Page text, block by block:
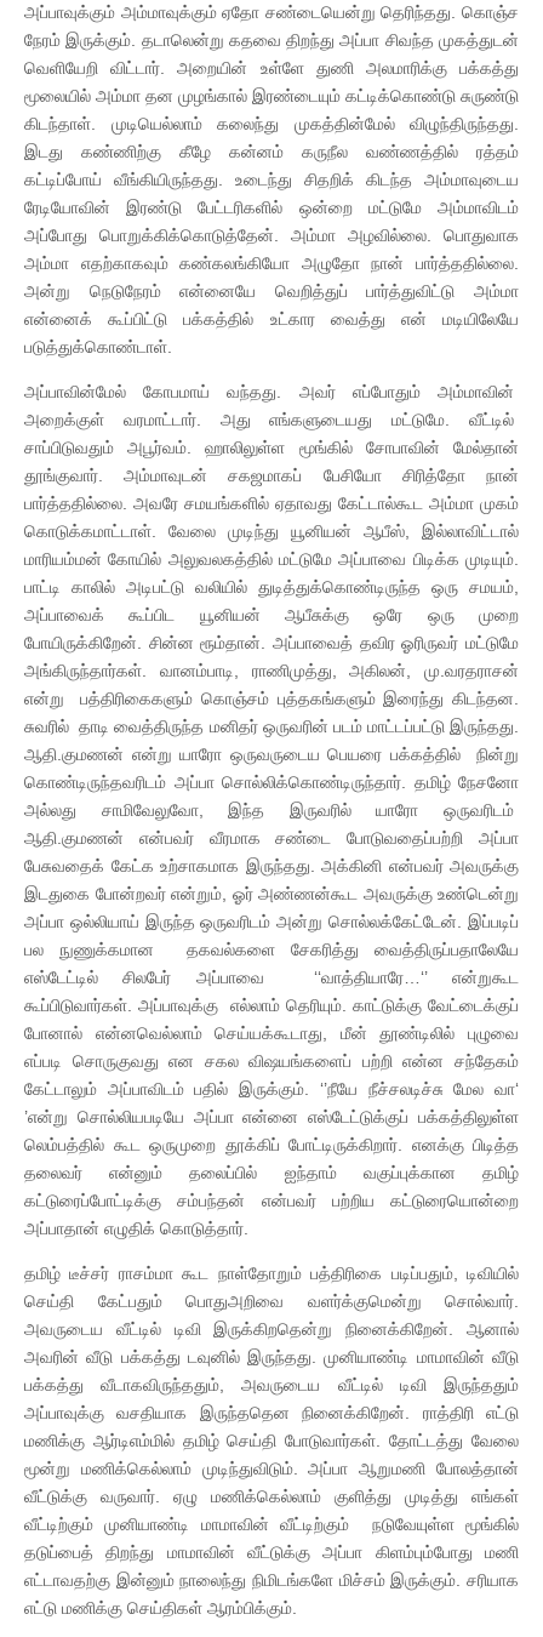
அப்பாவுக்கும் அம்மாவுக்கும் ஏதோ சண்டையென்று தெரிந்தது. கொஞ்ச
நேரம் இருக்கும். தடாலென்று கதவை திறந்து அப்பா சிவந்த முகத்துடன்
வெளியேறி விட்டார். அறையின் உள்ளே துணி அலமாரிக்கு பக்கத்து
மூலையில் அம்மா தன முழங்கால் இரண்டையும் கட்டிக்கொண்டு சுருண்டு
கிடந்தாள். முடியெல்லாம் கலைந்து முகத்தின்மேல் விழுந்திருந்தது.
இடது கண்ணிற்கு கீழே கன்னம் கருநீல வண்ணத்தில் ரத்தம்
கட்டிப்போய் வீங்கியிருந்தது. உடைந்து சிதறிக் கிடந்த அம்மாவுடைய
ரேடியோவின் இரண்டு பேட்டரிகளில் ஒன்றை மட்டுமே அம்மாவிடம்
அப்போது பொறுக்கிக்கொடுத்தேன். அம்மா அழவில்லை. பொதுவாக
அம்மா எதற்காகவும் கண்கலங்கியோ அழுதோ நான் பார்த்ததில்லை.
அன்று நெடுநேரம் என்னையே வெறித்துப் பார்த்துவிட்டு அம்மா
என்னைக் கூப்பிட்டு பக்கத்தில் உட்கார வைத்து என் மடியிலேயே
படுத்துக்கொண்டாள்.
அப்பாவின்மேல் கோபமாய் வந்தது. அவர் எப்போதும் அம்மாவின்
அறைக்குள் வரமாட்டார். அது எங்களுடையது மட்டுமே. வீட்டில்
சாப்பிடுவதும் அபூர்வம். ஹாலிலுள்ள மூங்கில் சோபாவின் மேல்தான்
தூங்குவார். அம்மாவுடன் சகஜமாகப் பேசியோ சிரித்தோ நான்
பார்த்ததில்லை. அவரே சமயங்களில் ஏதாவது கேட்டால்கூட அம்மா முகம்
கொடுக்கமாட்டாள். வேலை முடிந்து யூனியன் ஆபீஸ், இல்லாவிட்டால்
மாரியம்மன் கோயில் அலுவலகத்தில் மட்டுமே அப்பாவை பிடிக்க முடியும்.
பாட்டி காலில் அடிபட்டு வலியில் துடித்துக்கொண்டிருந்த ஒரு சமயம்,
அப்பாவைக் கூப்பிட யூனியன் ஆபீசுக்கு ஒரே ஒரு முறை
போயிருக்கிறேன். சின்ன ரூம்தான். அப்பாவைத் தவிர ஓரிருவர் மட்டுமே
அங்கிருந்தார்கள். வானம்பாடி, ராணிமுத்து, அகிலன், மு.வரதராசன்
என்று பத்திரிகைகளும் கொஞ்சம் புத்தகங்களும் இரைந்து கிடந்தன.
சுவரில் தாடி வைத்திருந்த மனிதர் ஒருவரின் படம் மாட்டப்பட்டு இருந்தது.
ஆதி.குமணன் என்று யாரோ ஒருவருடைய பெயரை பக்கத்தில் நின்று
கொண்டிருந்தவரிடம் அப்பா சொல்லிக்கொண்டிருந்தார். தமிழ் நேசனோ
அல்லது சாமிவேலுவோ, இந்த இருவரில் யாரோ ஒருவரிடம்
ஆதி.குமணன் என்பவர் வீரமாக சண்டை போடுவதைப்பற்றி அப்பா
பேசுவதைக் கேட்க உற்சாகமாக இருந்தது. அக்கினி என்பவர் அவருக்கு
இடதுகை போன்றவர் என்றும், ஓர் அண்ணன்கூட அவருக்கு உண்டென்று
அப்பா ஒல்லியாய் இருந்த ஒருவரிடம் அன்று சொல்லக்கேட்டேன். இப்படிப்
பல நுணுக்கமான தகவல்களை சேகரித்து வைத்திருப்பதாலேயே
எஸ்டேட்டில் சிலபேர் அப்பாவை ‘‘வாத்தியாரே…‘’ என்றுகூட
கூப்பிடுவார்கள். அப்பாவுக்கு எல்லாம் தெரியும். காட்டுக்கு வேட்டைக்குப்
போனால் என்னவெல்லாம் செய்யக்கூடாது, மீன் தூண்டிலில் புழுவை
எப்படி சொருகுவது என சகல விஷயங்களைப் பற்றி என்ன சந்தேகம்
கேட்டாலும் அப்பாவிடம் பதில் இருக்கும். ‘’நீயே நீச்சலடிச்சு மேல வா‘
’என்று சொல்லியபடியே அப்பா என்னை எஸ்டேட்டுக்குப் பக்கத்திலுள்ள
லெம்பத்தில் கூட ஒருமுறை தூக்கிப் போட்டிருக்கிறார். எனக்கு பிடித்த
தலைவர் என்னும் தலைப்பில் ஐந்தாம் வகுப்புக்கான தமிழ்
கட்டுரைப்போட்டிக்கு சம்பந்தன் என்பவர் பற்றிய கட்டுரையொன்றை
அப்பாதான் எழுதிக் கொடுத்தார்.
தமிழ் டீச்சர் ராசம்மா கூட நாள்தோறும் பத்திரிகை படிப்பதும், டிவியில்
செய்தி கேட்பதும் பொதுஅறிவை வளர்க்குமென்று சொல்வார்.
அவருடைய வீட்டில் டிவி இருக்கிறதென்று நினைக்கிறேன். ஆனால்
அவரின் வீடு பக்கத்து டவுனில் இருந்தது. முனியாண்டி மாமாவின் வீடு
பக்கத்து வீடாகவிருந்ததும், அவருடைய வீட்டில் டிவி இருந்ததும்
அப்பாவுக்கு வசதியாக இருந்ததென நினைக்கிறேன். ராத்திரி எட்டு
மணிக்கு ஆர்டிஎம்மில் தமிழ் செய்தி போடுவார்கள். தோட்டத்து வேலை
மூன்று மணிக்கெல்லாம் முடிந்துவிடும். அப்பா ஆறுமணி போலத்தான்
வீட்டுக்கு வருவார். ஏழு மணிக்கெல்லாம் குளித்து முடித்து எங்கள்
வீட்டிற்கும் முனியாண்டி மாமாவின் வீட்டிற்கும் நடுவேயுள்ள மூங்கில்
தடுப்பைத் திறந்து மாமாவின் வீட்டுக்கு அப்பா கிளம்பும்போது மணி
எட்டாவதற்கு இன்னும் நாலைந்து நிமிடங்களே மிச்சம் இருக்கும். சரியாக
எட்டு மணிக்கு செய்திகள் ஆரம்பிக்கும்.